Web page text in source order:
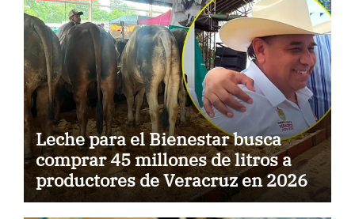
Leche para el Bienestar busca
comprar 45 millones de litros a
productores de Veracruz en 2026